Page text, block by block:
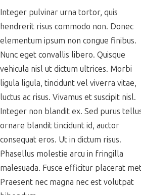
Integer pulvinar urna tortor, quis
hendrerit risus commodo non. Donec
elementum ipsum non congue finibus.
Nunc eget convallis libero. Quisque
vehicula nisl ut dictum ultrices. Morbi
ligula ligula, tincidunt vel viverra vitae,
luctus ac risus. Vivamus et suscipit nisl.
Integer non blandit ex. Sed purus
ornare blandit tincidunt id, auctor
consequat eros. Ut in dictum risus.
Phasellus molestie arcu in fringilla
malesuada. Fusce efficitur placerat
Praesent nec magna nec est volutpat